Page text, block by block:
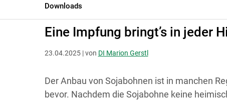
Downloads
LK Burgenland
Eine Impfung bringt’s in jeder
23.04.2025 | von DI Marion Gerstl
Der Anbau von Sojabohnen ist in manchen
bevor. Nachdem die Sojabohne keine